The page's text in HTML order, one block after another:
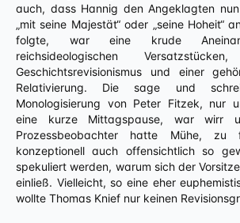
auch, dass Hannig den Angeklagten
„mit seine Majestät“ oder „seine Hoheit“
folgte, war eine krude
reichsideologischen
Geschichtsrevisionismus und einer
Relativierung. Die sage und
Monologisierung von Peter Fitzek, nur
eine kurze Mittagspause, war wirr
Prozessbeobachter hatte Mühe,
konzeptionell auch offensichtlich so
spekuliert werden, warum sich der
einließ. Vielleicht, so eine eher
wollte Thomas Knief nur keinen